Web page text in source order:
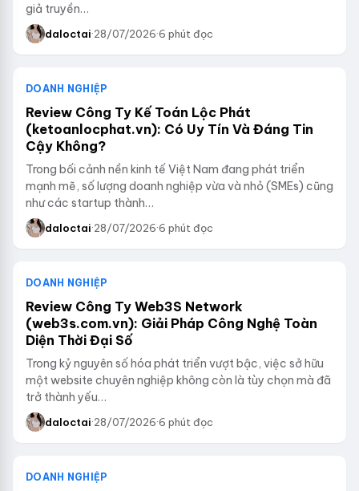
giả truyền…
daloctai·28/07/2026·6 phút đọc
DOANH NGHIỆP
Review Công Ty Kế Toán Lộc Phát
(ketoanlocphat.vn): Có Uy Tín Và Đáng Tin
Cậy Không?
Trong bối cảnh nền kinh tế Việt Nam đang phát triển
mạnh mẽ, số lượng doanh nghiệp vừa và nhỏ (SMEs) cũng
như các startup thành…
daloctai·28/07/2026·6 phút đọc
DOANH NGHIỆP
Review Công Ty Web3S Network
(web3s.com.vn): Giải Pháp Công Nghệ Toàn
Diện Thời Đại Số
Trong kỷ nguyên số hóa phát triển vượt bậc, việc sở hữu
một website chuyên nghiệp không còn là tùy chọn mà đã
trở thành yếu…
daloctai·28/07/2026·6 phút đọc
DOANH NGHIỆP